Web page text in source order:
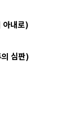
아내로)
심판)